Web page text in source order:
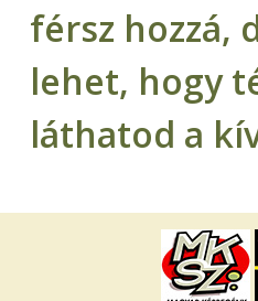
férsz hozzá,
lehet, hogy
láthatod a